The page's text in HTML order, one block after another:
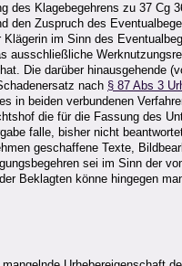
des Klagebegehrens zu 37 Cg
den Zuspruch des
im Sinn des
ausschließliche
Die darüber hinausgehende
nach § 87 Abs 3
in beiden verbundenen
die für die Fassung des
falle, bisher nicht
geschaffene Texte,
sei im Sinn der
Beklagten könne hingegen